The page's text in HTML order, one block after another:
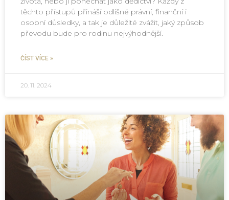
těchto přístupů přináší odlišné právní, finanční i
osobní důsledky, a tak je důležité zvážit, jaký způsob
převodu bude pro rodinu nejvýhodnější.
ČÍST VÍCE »
20. 11. 2024